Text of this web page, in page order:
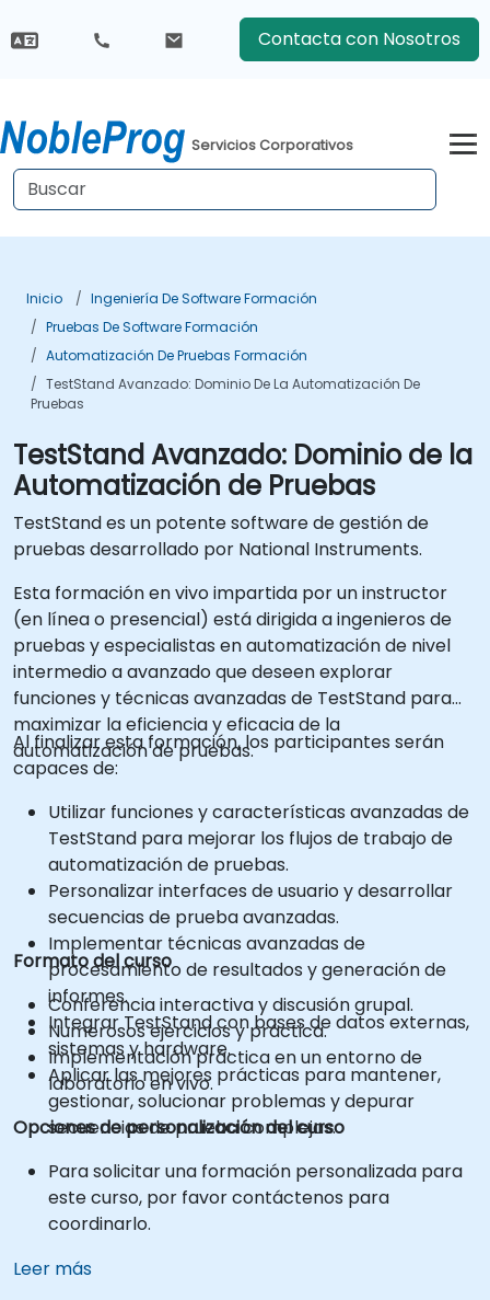
Contacta con Nosotros
Servicios Corporativos
Inicio
Ingeniería De Software Formación
Pruebas De Software Formación
Automatización De Pruebas Formación
TestStand Avanzado: Dominio De La Automatización De
Pruebas
TestStand Avanzado: Dominio de la
Automatización de Pruebas
TestStand es un potente software de gestión de
pruebas desarrollado por National Instruments.
Esta formación en vivo impartida por un instructor
(en línea o presencial) está dirigida a ingenieros de
pruebas y especialistas en automatización de nivel
intermedio a avanzado que deseen explorar
funciones y técnicas avanzadas de TestStand para
maximizar la eficiencia y eficacia de la
automatización de pruebas.
Al finalizar esta formación, los participantes serán
capaces de:
Utilizar funciones y características avanzadas de
TestStand para mejorar los flujos de trabajo de
automatización de pruebas.
Personalizar interfaces de usuario y desarrollar
secuencias de prueba avanzadas.
Implementar técnicas avanzadas de
procesamiento de resultados y generación de
informes.
Integrar TestStand con bases de datos externas,
sistemas y hardware.
Aplicar las mejores prácticas para mantener,
gestionar, solucionar problemas y depurar
secuencias de prueba complejas.
Formato del curso
Conferencia interactiva y discusión grupal.
Numerosos ejercicios y práctica.
Implementación práctica en un entorno de
laboratorio en vivo.
Opciones de personalización del curso
Para solicitar una formación personalizada para
este curso, por favor contáctenos para
coordinarlo.
Leer más